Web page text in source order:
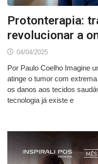
Protonterapia:
revolucionar a
04/04/2025
Por Paulo Coelho Imagine
atinge o tumor com
os danos aos tecidos
tecnologia já existe e